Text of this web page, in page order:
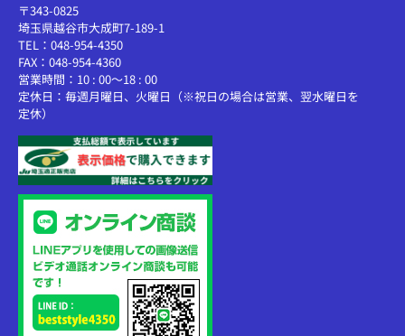
〒343-0825
埼玉県越谷市大成町7-189-1
TEL：048-954-4350
FAX：048-954-4360
営業時間：10 : 00～18 : 00
定休日：毎週月曜日、火曜日（※祝日の場合は営業、翌水曜日を
定休）